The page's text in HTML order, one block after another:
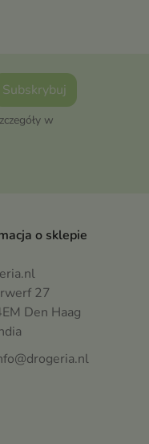
w
o sklepie
27
Den Haag